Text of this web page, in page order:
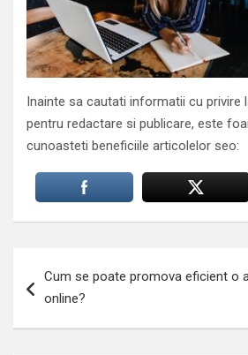
Inainte sa cautati informatii cu privire
pentru redactare si publicare, este
cunoasteti beneficiile articolelor seo:
în
Cum se poate promova eficient o
online?